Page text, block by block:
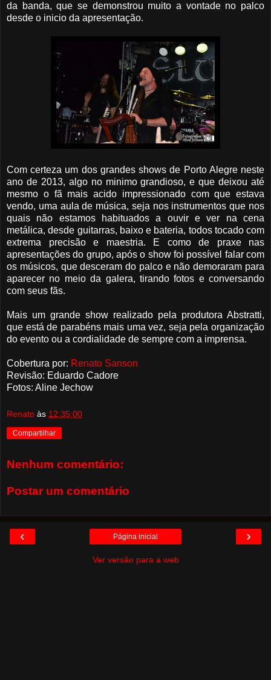
da banda, que se demonstrou muito a vontade no palco
desde o inicio da apresentação.
Com certeza um dos grandes shows de Porto Alegre neste
ano de 2013, algo no minimo grandioso, e que deixou até
mesmo o fã mais acido impressionado com que estava
vendo, uma aula de música, seja nos instrumentos que nos
quais não estamos habituados a ouvir e ver na cena
metálica, desde guitarras, baixo e bateria, todos tocado com
extrema precisão e maestria. E como de praxe nas
apresentações do grupo, após o show foi possível falar com
os músicos, que desceram do palco e não demoraram para
aparecer no meio da galera, tirando fotos e conversando
com seus fãs.
Mais um grande show realizado pela produtora Abstratti,
que está de parabéns mais uma vez, seja pela organização
do evento ou a cordialidade de sempre com a imprensa.
Cobertura por: Renato Sanson
Revisão: Eduardo Cadore
Fotos: Aline Jechow
Renato às 12:35:00
Compartilhar
Nenhum comentário:
Postar um comentário
‹ ›
Página inicial
Ver versão para a web